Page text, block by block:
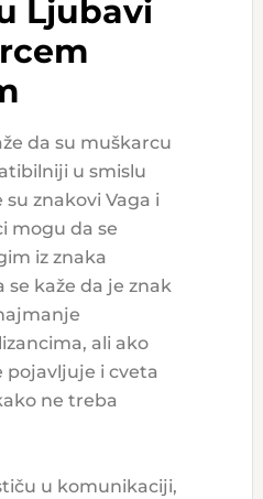
Ljubavi
da su muškarcu
u smislu
znakovi Vaga i
mogu da se
iz znaka
se kaže da je znak
ali ako
pojavljuje i cveta
ne treba
u komunikaciji,